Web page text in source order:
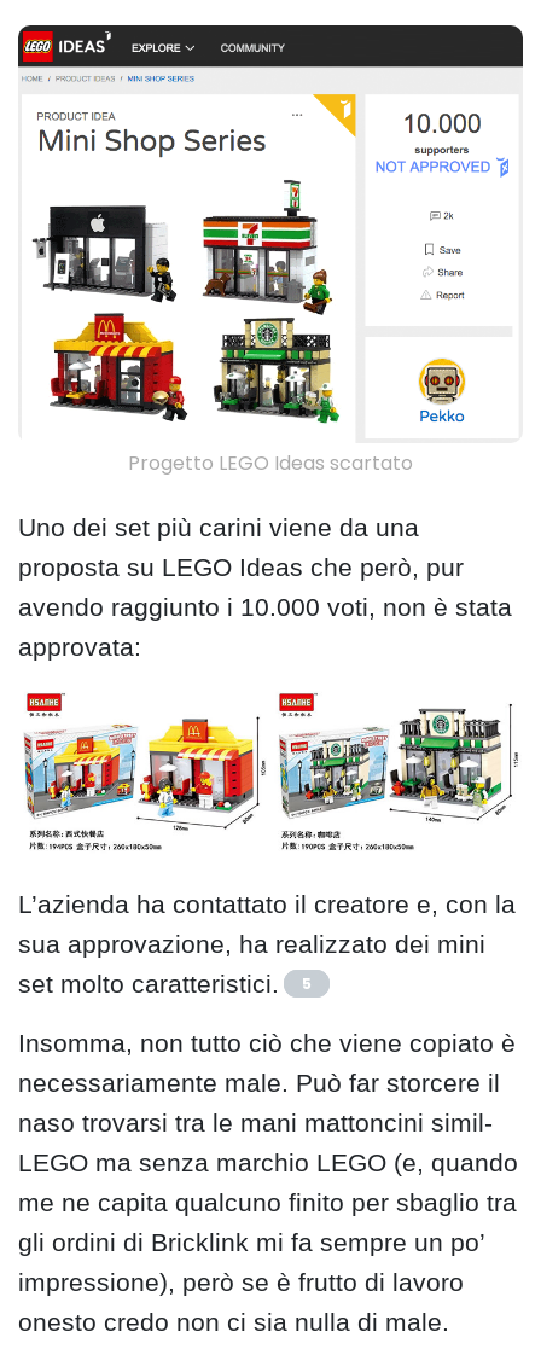
Progetto LEGO Ideas scartato
Uno dei set più carini viene da una
proposta su LEGO Ideas che però, pur
avendo raggiunto i 10.000 voti, non è stata
approvata:
L’azienda ha contattato il creatore e, con la
sua approvazione, ha realizzato dei mini
set molto caratteristici.
5
Insomma, non tutto ciò che viene copiato è
necessariamente male. Può far storcere il
naso trovarsi tra le mani mattoncini simil-
LEGO ma senza marchio LEGO (e, quando
me ne capita qualcuno finito per sbaglio tra
gli ordini di Bricklink mi fa sempre un po’
impressione), però se è frutto di lavoro
onesto credo non ci sia nulla di male.